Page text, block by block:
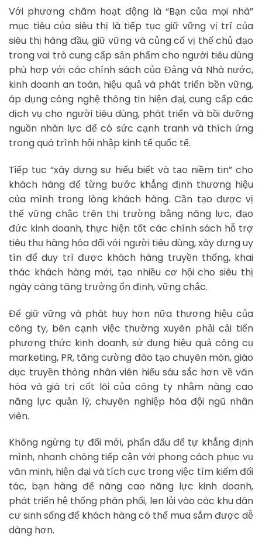
Với phương châm hoạt động là “Bạn của mọi nhà”
mục tiêu của siêu thị là tiếp tục giữ vững vị trí của
siêu thị hàng đầu, giữ vững và củng cố vị thế chủ đạo
trong vai trò cung cấp sản phẩm cho người tiêu dùng
phù hợp với các chính sách của Đảng và Nhà nước,
kinh doanh an toàn, hiệu quả và phát triển bền vững,
áp dụng công nghệ thông tin hiện đại, cung cấp các
dịch vụ cho người tiêu dùng, phát triển và bồi dưỡng
nguồn nhân lực để có sức cạnh tranh và thích ứng
trong quá trình hội nhập kinh tế quốc tế.
Tiếp tục “xây dựng sự hiểu biết và tạo niềm tin” cho
khách hàng để từng bước khẳng định thương hiệu
của mình trong lòng khách hàng. Cần tạo được vị
thế vững chắc trên thị trường bằng năng lực, đạo
đức kinh doanh, thực hiện tốt các chính sách hỗ trợ
tiêu thụ hàng hóa đối với người tiêu dùng, xây dựng uy
tín để duy trì được khách hàng truyền thống, khai
thác khách hàng mới, tạo nhiều cơ hội cho siêu thị
ngày càng tăng trưởng ổn định, vững chắc.
Để giữ vững và phát huy hơn nữa thương hiệu của
công ty, bên cạnh việc thường xuyên phải cải tiến
phương thức kinh doanh, sử dụng hiệu quả công cụ
marketing, PR, tăng cường đào tạo chuyên môn, giáo
dục truyền thông nhân viên hiểu sâu sắc hơn về văn
hóa và giá trị cốt lõi của công ty nhằm nâng cao
năng lực quản lý, chuyên nghiệp hóa đội ngũ nhân
viên.
Không ngừng tự đổi mới, phấn đấu để tự khẳng định
mình, nhanh chóng tiếp cận với phong cách phục vụ
văn minh, hiện đại và tích cực trong việc tìm kiếm đối
tác, bạn hàng để nâng cao năng lực kinh doanh,
phát triển hệ thống phân phối, len lỏi vào các khu dân
cư sinh sống để khách hàng có thể mua sắm được dễ
dàng hơn.